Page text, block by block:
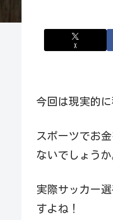
X
今回は現実的
スポーツでお
ないでしょうか
実際サッカー
すよね！